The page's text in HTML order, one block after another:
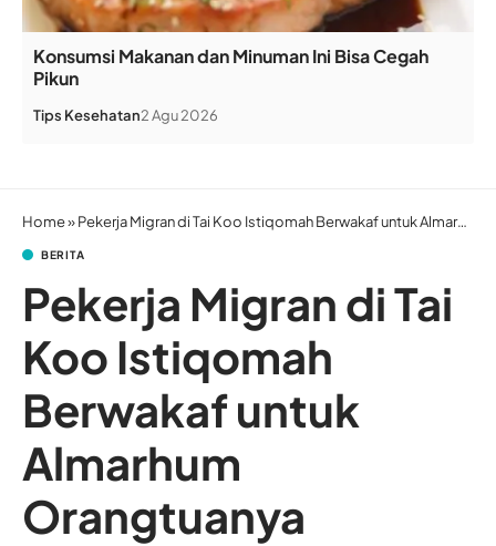
Konsumsi Makanan dan Minuman Ini Bisa Cegah
Pikun
Tips Kesehatan2 Agu 2026
Home»Pekerja Migran di Tai Koo Istiqomah Berwakaf untuk Almarhum Orangtuanya
BERITA
Pekerja Migran di Tai
Koo Istiqomah
Berwakaf untuk
Almarhum
Orangtuanya